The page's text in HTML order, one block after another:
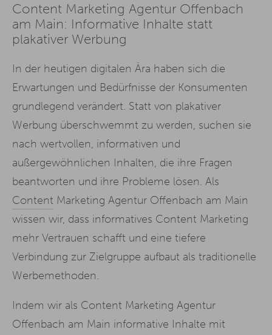
Content Marketing Agentur Offenbach
am Main: Informative Inhalte statt
plakativer Werbung
In der heutigen digitalen Ära haben sich die
Erwartungen und Bedürfnisse der Konsumenten
grundlegend verändert. Statt von plakativer
Werbung überschwemmt zu werden, suchen sie
nach wertvollen, informativen und
außergewöhnlichen Inhalten, die ihre Fragen
beantworten und ihre Probleme lösen. Als
Content Marketing Agentur Offenbach am Main
wissen wir, dass informatives Content Marketing
mehr Vertrauen schafft und eine tiefere
Verbindung zur Zielgruppe aufbaut als traditionelle
Werbemethoden.
Indem wir als Content Marketing Agentur
Offenbach am Main informative Inhalte mit